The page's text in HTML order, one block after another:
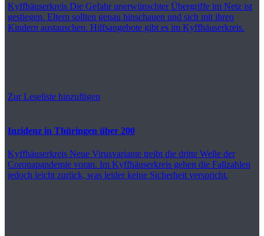
Kyffhäuserkreis Die Gefahr unerwünschter Übergriffe im Netz ist
gestiegen. Eltern sollten genau hinschauen und sich mit ihren
Kindern austauschen. Hilfsangebote gibt es im Kyffhäuserkreis.
Zur Leseliste hinzufügen
Inzidenz in Thüringen über 200
Kyffhäuserkreis Neue Virusvariante treibt die dritte Welle der
Coronapandemie voran. Im Kyffhäuserkreis gehen die Fallzahlen
jedoch leicht zurück, was leider keine Sicherheit verspricht.